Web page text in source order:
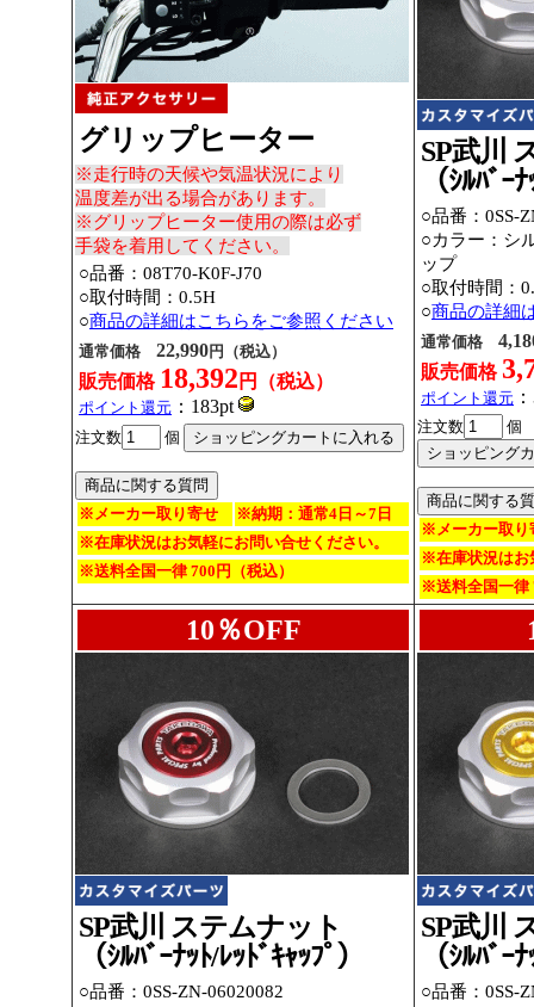
グリップヒーター
※走行時の天候や気温状況により
温度差が出る場合があります。
※グリップヒーター使用の際は必ず
手袋を着用してください。
○品番：08T70-K0F-J70
○取付時間：0.5H
○商品の詳細はこちらをご参照ください
通常価格 22,990円（税込）
販売価格 18,392 円（税込）
ポイント還元 ：183pt
注文数 個
※メーカー取り寄せ
※納期：通常4日～7日
※在庫状況はお気軽にお問い合せください。
※送料全国一律 700円（税込）
SP武川
（ｼﾙﾊﾞｰ
○品番：0SS-
○カラー：シ
ップ
○取付時間：
○商品の詳細
通常価格
販売価格
ポイント還元
注文数 個
※メーカー取り
※在庫状況はお
※送料全国一律
10％OFF
SP武川 ステムナット
（ｼﾙﾊﾞｰﾅｯﾄ/ﾚｯﾄﾞｷｬｯﾌﾟ）
○品番：0SS-ZN-06020082
SP武川
（ｼﾙﾊﾞｰ
○品番：0SS-